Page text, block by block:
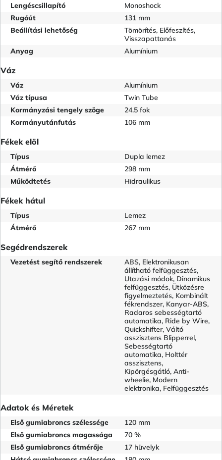
Lengéscsillapító
Monoshock
Rugóút
131 mm
Beállítási lehetőség
Tömörítés, Előfeszítés,
Visszapattanás
Anyag
Alumínium
Váz
Váz
Alumínium
Váz típusa
Twin Tube
Kormányzási tengely szöge
24.5 fok
Kormányutánfutás
106 mm
Fékek elöl
Típus
Dupla lemez
Átmérő
298 mm
Működtetés
Hidraulikus
Fékek hátul
Típus
Lemez
Átmérő
267 mm
Segédrendszerek
Vezetést segítő rendszerek
ABS, Elektronikusan
állítható felfüggesztés,
Utazási módok, Dinamikus
felfüggesztés, Ütközésre
figyelmeztetés, Kombinált
fékrendszer, Kanyar-ABS,
Radaros sebességtartó
automatika, Ride by Wire,
Quickshifter, Váltó
asszisztens Blipperrel,
Sebességtartó
automatika, Holttér
asszisztens,
Kipörgésgátló, Anti-
wheelie, Modern
elektronika, Felfüggesztés
Adatok és Méretek
Első gumiabroncs szélessége
120 mm
Első gumiabroncs magassága
70 %
Első gumiabroncs átmérője
17 hüvelyk